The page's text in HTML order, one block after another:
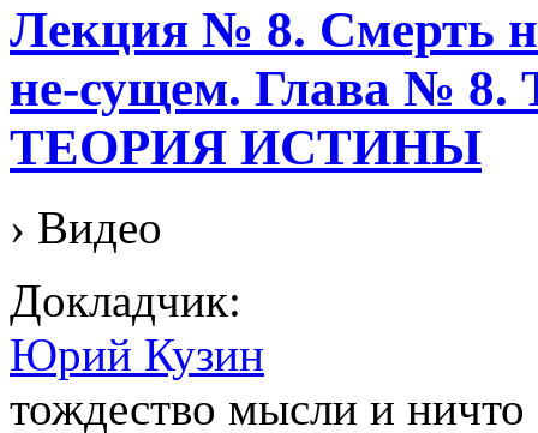
Лекция № 8. Смерть
не-сущем. Глава №
ТЕОРИЯ ИСТИНЫ
› Видео
Докладчик:
Юрий Кузин
тождество мысли и ничто